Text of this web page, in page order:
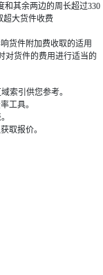
和其余两边的周长超过330
超大货件收费
货件附加费收取的适用
对货件的费用进行适当的
索引供您参考。
工具。
取报价。